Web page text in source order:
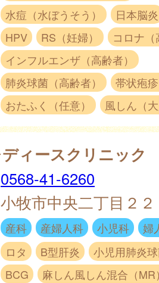
水痘（水ぼうそう）
日本脳炎
HPV
RS（妊婦）
コロナ
インフルエンザ（高齢者）
肺炎球菌（高齢者）
帯状疱
おたふく（任意）
風しん（
ィースクリニック
0568-41-6260
小牧市中央二丁目２２
産科 産婦人科 小児科 婦
ロタ B型肝炎
小児用肺炎
BCG
麻しん風しん混合（MR